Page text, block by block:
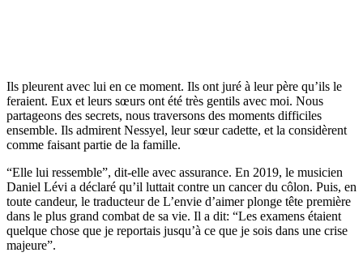
Ils pleurent avec lui en ce moment. Ils ont juré à leur père qu’ils le
feraient. Eux et leurs sœurs ont été très gentils avec moi. Nous
partageons des secrets, nous traversons des moments difficiles
ensemble. Ils admirent Nessyel, leur sœur cadette, et la considèrent
comme faisant partie de la famille.
“Elle lui ressemble”, dit-elle avec assurance. En 2019, le musicien
Daniel Lévi a déclaré qu’il luttait contre un cancer du côlon. Puis, en
toute candeur, le traducteur de L’envie d’aimer plonge tête première
dans le plus grand combat de sa vie. Il a dit: “Les examens étaient
quelque chose que je reportais jusqu’à ce que je sois dans une crise
majeure”.